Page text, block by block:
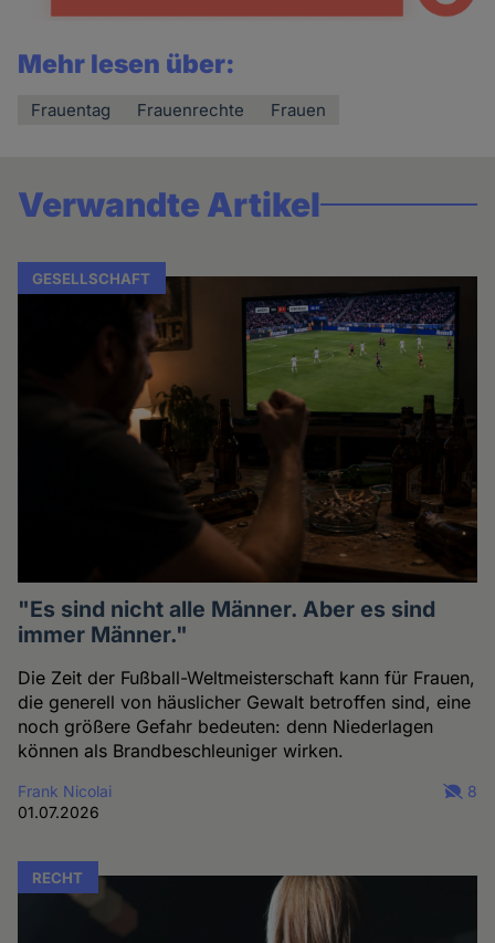
Mehr lesen über:
Frauentag Frauenrechte Frauen
Verwandte Artikel
GESELLSCHAFT
"Es sind nicht alle Männer. Aber es sind
immer Männer."
Die Zeit der Fußball-Weltmeisterschaft kann für Frauen,
die generell von häuslicher Gewalt betroffen sind, eine
noch größere Gefahr bedeuten: denn Niederlagen
können als Brandbeschleuniger wirken.
Frank Nicolai
01.07.2026
8
RECHT